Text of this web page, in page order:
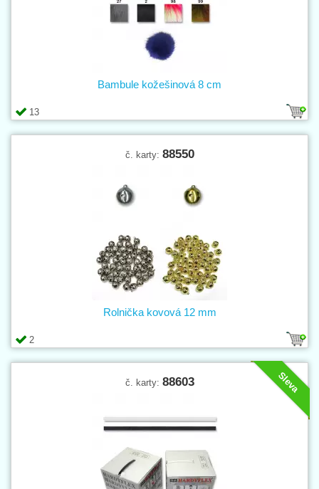
13
Bambule kožešinová 8 cm
č. karty: 88550
2
Rolnička kovová 12 mm
Sleva
č. karty: 88603